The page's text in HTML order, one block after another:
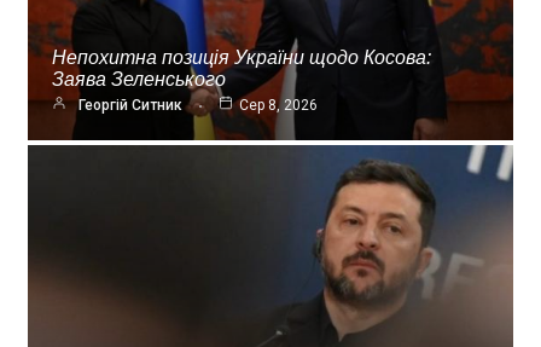
Непохитна позиція України щодо Косова:
Заява Зеленського
Георгій Ситник Сер 8, 2026